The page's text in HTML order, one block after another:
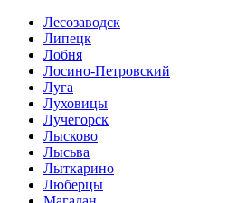
Лесозаводск
Липецк
Лобня
Лосино-Петровский
Луга
Луховицы
Лучегорск
Лысково
Лысьва
Лыткарино
Люберцы